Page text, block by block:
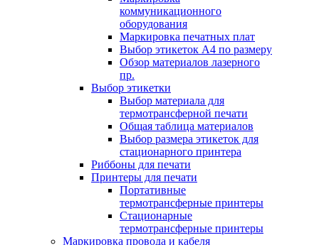
коммуникационного
оборудования
Маркировка печатных плат
Выбор этикеток А4 по размеру
Обзор материалов лазерного
пр.
Выбор этикетки
Выбор материала для
термотрансферной печати
Общая таблица материалов
Выбор размера этикеток для
стационарного принтера
Риббоны для печати
Принтеры для печати
Портативные
термотрансферные принтеры
Стационарные
термотрансферные принтеры
Маркировка провода и кабеля